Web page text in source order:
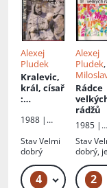
Alexej
Pludek
Kralevic,
král, císař
:
o Karlu IV
1988 |
StavVelmi
dobrý
4 49 Kč –
Alexej
Pludek
Troup
Rádce
rádžů
1985 |
nský
Stav
dobrý,
oděrky
2